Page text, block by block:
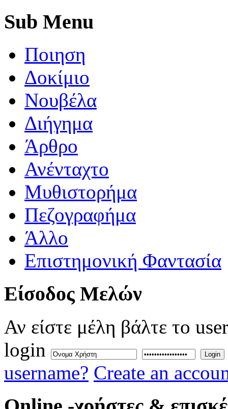
Sub Menu
Ποιηση
Δοκίμιο
Νουβέλα
Διήγημα
Άρθρο
Ανένταχτο
Μυθιστορήμα
Πεζογραφήμα
Άλλο
Επιστημονική Φαντασία
Eίσοδος Μελών
Αν είστε μέλη βάλτε το
login
Login
username? Create an